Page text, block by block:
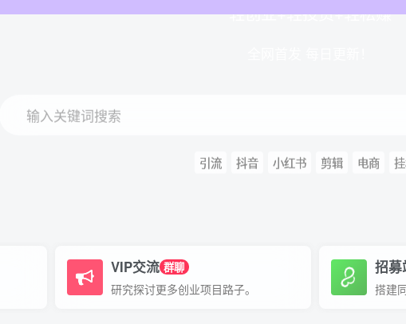
轻创业+轻投资+轻松赚
输入关键词搜索
引流 抖音 小红书 剪辑 电商
VIP交流 群聊
研究探讨更多创业项目路子。
招募
搭建